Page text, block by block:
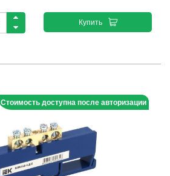
Купить
Стоимость доступна после авторизации